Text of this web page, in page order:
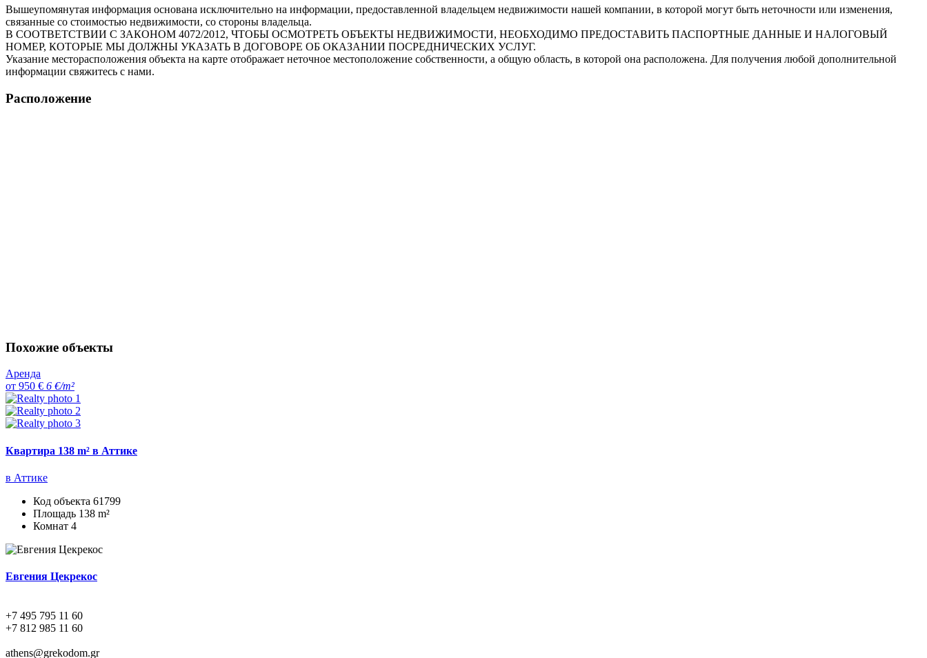
Вышеупомянутая информация основана исключительно на информации, предоставленной владельцем недвижимости нашей компании, в которой могут быть неточности или изменения,
связанные со стоимостью недвижимости, со стороны владельца.
В СООТВЕТСТВИИ С ЗАКОНОМ 4072/2012, ЧТОБЫ ОСМОТРЕТЬ ОБЪЕКТЫ НЕДВИЖИМОСТИ, НЕОБХОДИМО ПРЕДОСТАВИТЬ ПАСПОРТНЫЕ ДАННЫЕ И НАЛОГОВЫЙ
НОМЕР, КОТОРЫЕ МЫ ДОЛЖНЫ УКАЗАТЬ В ДОГОВОРЕ ОБ ОКАЗАНИИ ПОСРЕДНИЧЕСКИХ УСЛУГ.
Указание месторасположения объекта на карте отображает неточное местоположение собственности, а общую область, в которой она расположена. Для получения любой дополнительной
информации свяжитесь с нами.
Расположение
Похожие объекты
Аренда
от 950 € 6 €/m²
Квартира 138 m² в Аттике
в Аттике
Код объекта 61799
Площадь 138 m²
Комнат 4
Евгения Цекрекос
+7 495 795 11 60
+7 812 985 11 60
athens@grekodom.gr